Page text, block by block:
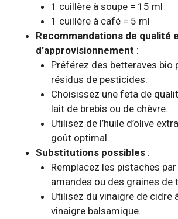
1 cuillère à soupe = 15 ml
1 cuillère à café = 5 ml
Recommandations de qualité
d’approvisionnement :
Préférez des betteraves bio
résidus de pesticides.
Choisissez une feta de
lait de brebis ou de chèvre.
Utilisez de l’huile d’olive
goût optimal.
Substitutions possibles :
Remplacez les pistaches
amandes ou des graines de
Utilisez du vinaigre de cidre
vinaigre balsamique.